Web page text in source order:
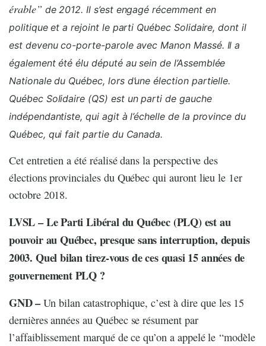
érable” de 2012. Il s’est engagé récemment en
politique et a rejoint le parti Québec Solidaire, dont il
est devenu co-porte-parole avec Manon Massé. Il a
également été élu député au sein de l’Assemblée
Nationale du Québec, lors d’une élection partielle.
Québec Solidaire (QS) est un parti de gauche
indépendantiste, qui agit à l’échelle de la province du
Québec, qui fait partie du Canada.
Cet entretien a été réalisé dans la perspective des
élections provinciales du Québec qui auront lieu le 1er
octobre 2018.
LVSL – Le Parti Libéral du Québec (PLQ) est au
pouvoir au Québec, presque sans interruption, depuis
2003. Quel bilan tirez-vous de ces quasi 15 années de
gouvernement PLQ ?
GND –Un bilan catastrophique, c’est à dire que les 15
dernières années au Québec se résument par
l’affaiblissement marqué de ce qu’on a appelé le “modèle